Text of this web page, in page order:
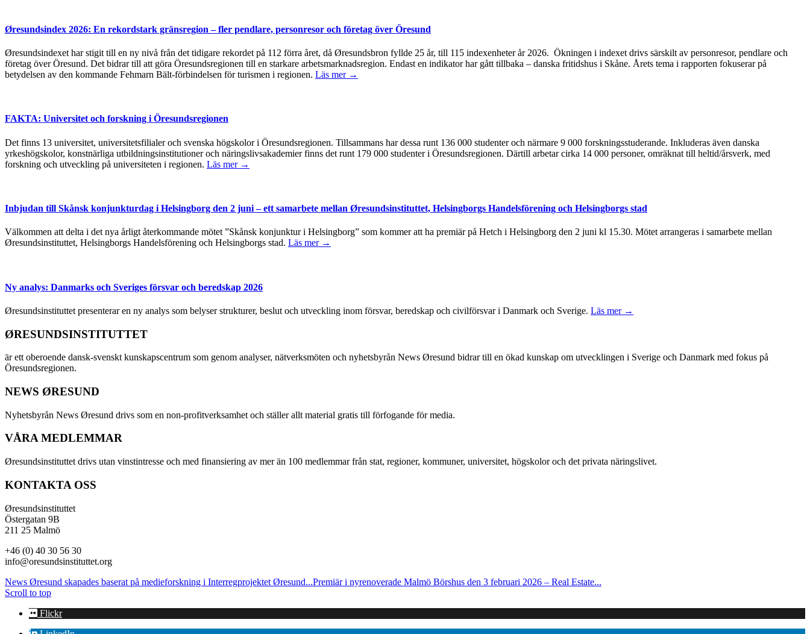
Øresundsindex 2026: En rekordstark gränsregion – fler pendlare, personresor och företag över Öresund
Øresundsindexet har stigit till en ny nivå från det tidigare rekordet på 112 förra året, då Øresundsbron fyllde 25 år, till 115 indexenheter år 2026. Ökningen i indexet drivs särskilt av personresor, pendlare och
företag över Öresund. Det bidrar till att göra Öresundsregionen till en starkare arbetsmarknadsregion. Endast en indikator har gått tillbaka – danska fritidshus i Skåne. Årets tema i rapporten fokuserar på
betydelsen av den kommande Fehmarn Bält-förbindelsen för turismen i regionen. Läs mer →
FAKTA: Universitet och forskning i Öresundsregionen
Det finns 13 universitet, universitetsfilialer och svenska högskolor i Öresundsregionen. Tillsammans har dessa runt 136 000 studenter och närmare 9 000 forskningsstuderande. Inkluderas även danska
yrkeshögskolor, konstnärliga utbildningsinstitutioner och näringslivsakademier finns det runt 179 000 studenter i Öresundsregionen. Därtill arbetar cirka 14 000 personer, omräknat till heltid/årsverk, med
forskning och utveckling på universiteten i regionen. Läs mer →
Inbjudan till Skånsk konjunkturdag i Helsingborg den 2 juni – ett samarbete mellan Øresundsinstituttet, Helsingborgs Handelsförening och Helsingborgs stad
Välkommen att delta i det nya årligt återkommande mötet ”Skånsk konjunktur i Helsingborg” som kommer att ha premiär på Hetch i Helsingborg den 2 juni kl 15.30. Mötet arrangeras i samarbete mellan
Øresundsinstituttet, Helsingborgs Handelsförening och Helsingborgs stad. Läs mer →
Ny analys: Danmarks och Sveriges försvar och beredskap 2026
Øresundsinstituttet presenterar en ny analys som belyser strukturer, beslut och utveckling inom försvar, beredskap och civilförsvar i Danmark och Sverige. Läs mer →
ØRESUNDSINSTITUTTET
är ett oberoende dansk-svenskt kunskapscentrum som genom analyser, nätverksmöten och nyhetsbyrån News Øresund bidrar till en ökad kunskap om utvecklingen i Sverige och Danmark med fokus på
Öresundsregionen.
NEWS ØRESUND
Nyhetsbyrån News Øresund drivs som en non-profitverksamhet och ställer allt material gratis till förfogande för media.
VÅRA MEDLEMMAR
Øresundsinstituttet drivs utan vinst­intresse och med finansiering av mer än 100 medlemmar från stat, regioner, kommuner, universitet, högskolor och det privata näringslivet.
KONTAKTA OSS
Øresundsinstituttet
Östergatan 9B
211 25 Malmö
+46 (0) 40 30 56 30
info@oresundsinstituttet.org
News Øresund skapades baserat på medieforskning i Interregprojektet Øresund...Premiär i nyrenoverade Malmö Börshus den 3 februari 2026 – Real Estate...
Scroll to top
Flickr